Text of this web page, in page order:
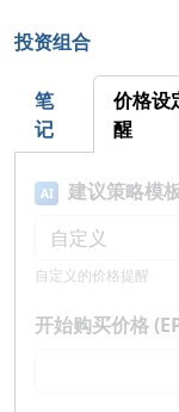
投资组合
笔
记
价格设
醒
AI 建议策略模
自定义的价格提醒
开始购买价格